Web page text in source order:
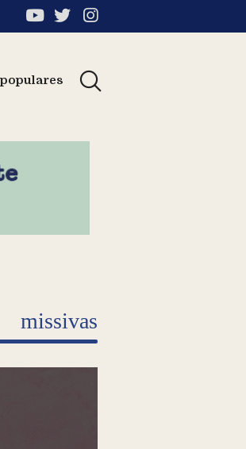
populares
missivas